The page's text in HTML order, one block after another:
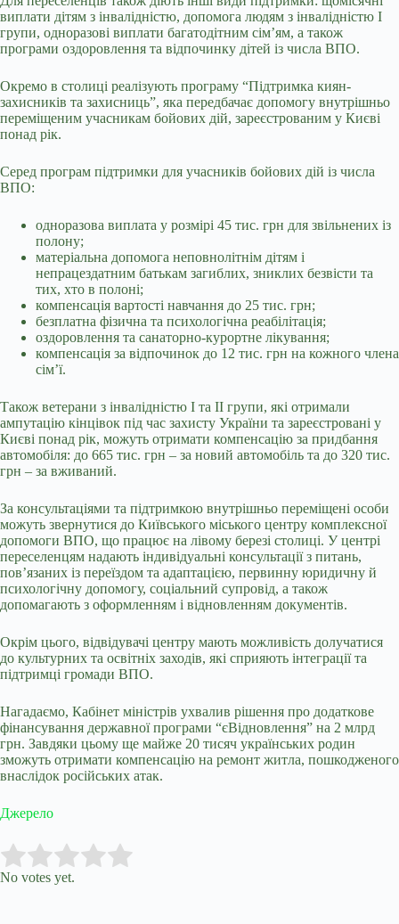
виплати дітям з інвалідністю, допомога людям з інвалідністю І
групи, одноразові виплати багатодітним сім’ям, а також
програми оздоровлення та відпочинку дітей із числа ВПО.
Окремо в столиці реалізують програму “Підтримка киян-
захисників та захисниць”, яка передбачає допомогу внутрішньо
переміщеним учасникам бойових дій, зареєстрованим у Києві
понад рік.
Серед програм підтримки для учасників бойових дій із числа
ВПО:
одноразова виплата у розмірі 45 тис. грн для звільнених із
полону;
матеріальна допомога неповнолітнім дітям і
непрацездатним батькам загиблих, зниклих безвісти та
тих, хто в полоні;
компенсація вартості навчання до 25 тис. грн;
безплатна фізична та психологічна реабілітація;
оздоровлення та санаторно-курортне лікування;
компенсація за відпочинок до 12 тис. грн на кожного члена
сім’ї.
Також ветерани з інвалідністю І та ІІ групи, які отримали
ампутацію кінцівок під час захисту України та зареєстровані у
Києві понад рік, можуть отримати компенсацію за придбання
автомобіля: до 665 тис. грн – за новий автомобіль та до 320 тис.
грн – за вживаний.
За консультаціями та підтримкою внутрішньо переміщені особи
можуть звернутися до Київського міського центру комплексної
допомоги ВПО, що працює на лівому березі столиці. У центрі
переселенцям надають індивідуальні консультації з питань,
пов’язаних із переїздом та адаптацією, первинну юридичну й
психологічну допомогу, соціальний супровід, а також
допомагають з оформленням і відновленням документів.
Окрім цього, відвідувачі центру мають можливість долучатися
до культурних та освітніх заходів, які сприяють інтеграції та
підтримці громади ВПО.
Нагадаємо, Кабінет міністрів ухвалив рішення про додаткове
фінансування державної програми “єВідновлення” на 2 млрд
грн. Завдяки цьому ще майже 20 тисяч українських родин
зможуть отримати компенсацію на ремонт житла, пошкодженого
внаслідок російських атак.
Джерело
Rate this item:
No votes yet.